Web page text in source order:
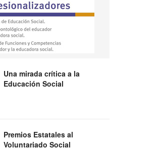
Una mirada crítica a la
Educación Social
Premios Estatales al
Voluntariado Social